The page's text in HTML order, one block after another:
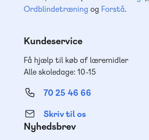
Ordblindetræning og Forstå.
Kundeservice
Få hjælp til køb af læremidler
Alle skoledage: 10-15
70 25 46 66
Skriv til os
Nyhedsbrev